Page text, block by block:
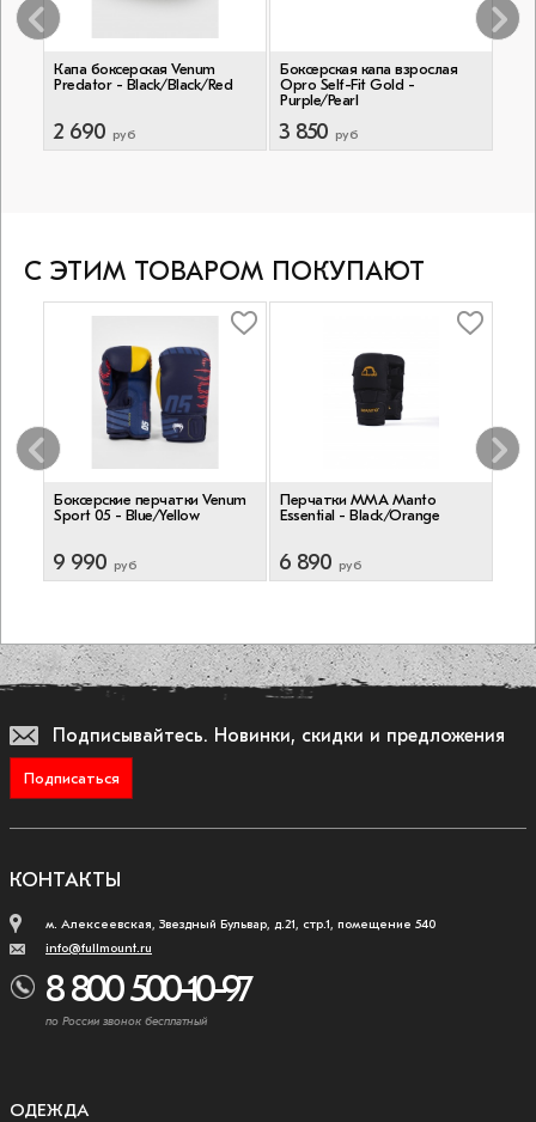
Капа боксерская Venum
Predator - Black/Black/Red
2 690 руб
Боксерская капа взрослая
Opro Self-Fit Gold -
Purple/Pearl
3 850 руб
С ЭТИМ ТОВАРОМ ПОКУПАЮТ
Боксерские перчатки Venum
Sport 05 - Blue/Yellow
9 990 руб
Перчатки ММА Manto
Essential - Black/Orange
6 890 руб
Подписывайтесь. Новинки, скидки и предложения
Подписаться
КОНТАКТЫ
м. Алексеевская, Звездный Бульвар, д.21, стр.1, помещение 540
info@fullmount.ru
8 800 500-10-97
по России звонок бесплатный
ОДЕЖДА